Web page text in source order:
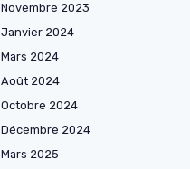
Novembre 2023
Janvier 2024
Mars 2024
Août 2024
Octobre 2024
Décembre 2024
Mars 2025